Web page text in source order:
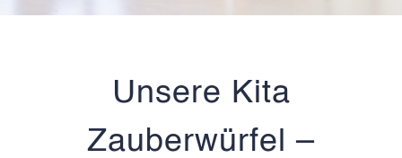
Unsere Kita
Zauberwürfel –